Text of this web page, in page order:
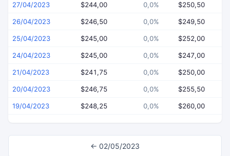
27/04/2023 $244,00 0,0% $250,50
26/04/2023 $246,50 0,0% $249,50
25/04/2023 $245,00 0,0% $252,00
24/04/2023 $245,00 0,0% $247,00
21/04/2023 $241,75 0,0% $250,00
20/04/2023 $246,75 0,0% $255,50
19/04/2023 $248,25 0,0% $260,00
← 02/05/2023